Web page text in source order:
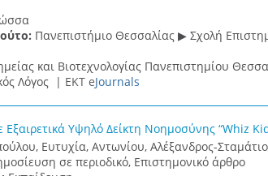
Πανεπιστήμιο Θεσσαλίας ▶ Σχολή
και Βιοτεχνολογίας Πανεπιστημίου
Λόγος | ΕΚΤ eJournals
Εξαιρετικά Υψηλό Δείκτη Νοημοσύνης “Whiz
Ευτυχία, Αντωνίου, Αλέξανδρος-
σε περιοδικό, Επιστημονικό άρθρο